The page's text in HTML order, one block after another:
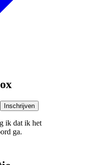
Inschrijven
ik dat ik het
ga.